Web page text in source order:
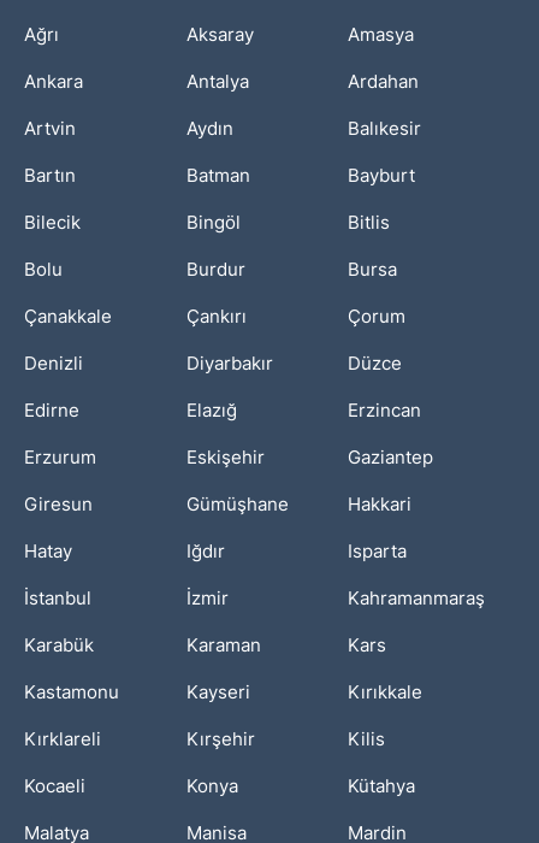
Ağrı Aksaray Amasya
Ankara Antalya Ardahan
Artvin Aydın Balıkesir
Bartın Batman Bayburt
Bilecik Bingöl Bitlis
Bolu Burdur Bursa
Çanakkale Çankırı Çorum
Denizli Diyarbakır Düzce
Edirne Elazığ Erzincan
Erzurum Eskişehir Gaziantep
Giresun Gümüşhane Hakkari
Hatay Iğdır Isparta
İstanbul İzmir Kahramanmaraş
Karabük Karaman Kars
Kastamonu Kayseri Kırıkkale
Kırklareli Kırşehir Kilis
Kocaeli Konya Kütahya
Malatya Manisa Mardin